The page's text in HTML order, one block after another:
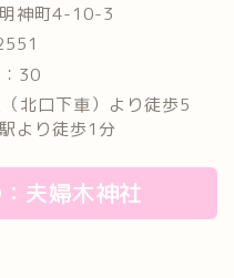
明神町4-10-3
30
北口下車）より徒歩5
より徒歩1分
夫婦木神社